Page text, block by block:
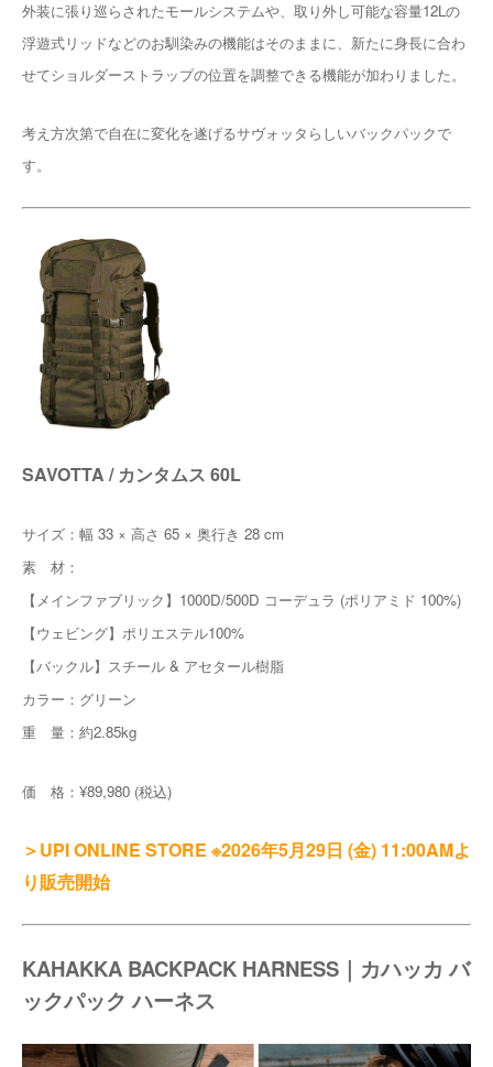
外装に張り巡らされたモールシステムや、取り外し可能な容量12Lの
浮遊式リッドなどのお馴染みの機能はそのままに、新たに身長に合わ
せてショルダーストラップの位置を調整できる機能が加わりました。
考え方次第で自在に変化を遂げるサヴォッタらしいバックパックで
す。
SAVOTTA / カンタムス 60L
サイズ：幅 33 × 高さ 65 × 奥行き 28 cm
素 材：
【メインファブリック】1000D/500D コーデュラ (ポリアミド 100%)
【ウェビング】ポリエステル100%
【バックル】スチール & アセタール樹脂
カラー：グリーン
重 量：約2.85kg
価 格：¥89,980 (税込)
＞UPI ONLINE STORE ※2026年5月29日 (金) 11:00AMよ
り販売開始
KAHAKKA BACKPACK HARNESS｜カハッカ バ
ックパック ハーネス